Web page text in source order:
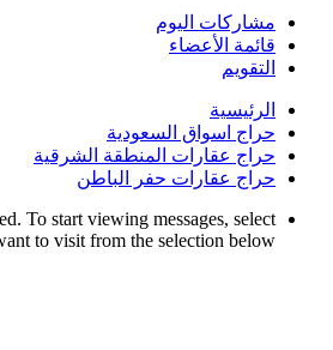
مشاركات اليوم
قائمة الأعضاء
التقويم
الرئيسية
حراج اسواق السعودية
حراج عقارات المنطقة الشرقية
حراج عقارات حفر الباطن
To start viewing messages, select
to visit from the selection below.